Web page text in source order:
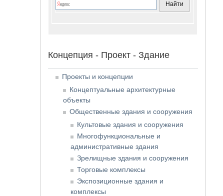
Концепция - Проект - Здание
Проекты и концепции
Концептуальные архитектурные
объекты
Общественные здания и сооружения
Культовые здания и сооружения
Многофункциональные и
административные здания
Зрелищные здания и сооружения
Торговые комплексы
Экспозиционные здания и
комплексы